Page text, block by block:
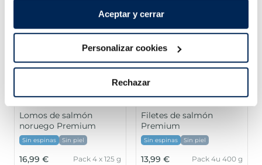
Aceptar y cerrar
Personalizar cookies
Rechazar
Lomos de salmón
noruego Premium
Sin espinas Sin piel
16,99 € Pack 4 x 125 g
Filetes de salmón
Premium
Sin espinas Sin piel
13,99 € Pack 4u 400 g